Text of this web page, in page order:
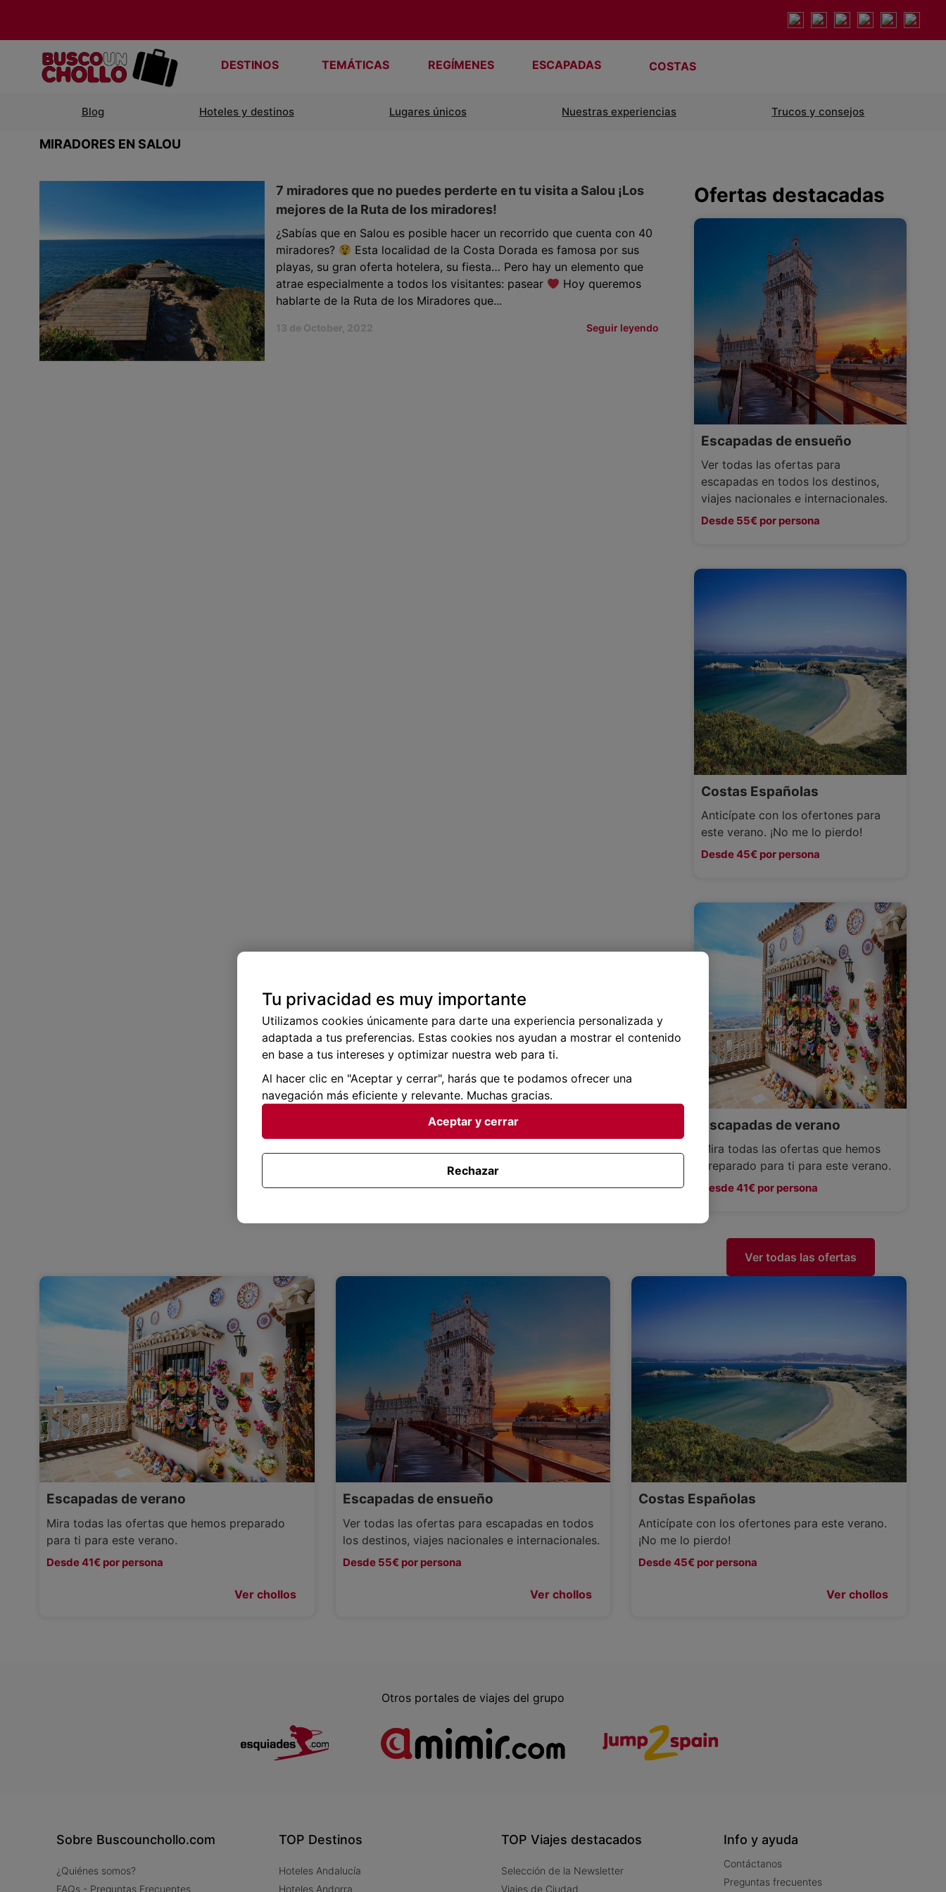
DESTINOS TEMÁTICAS REGÍMENES ESCAPADAS COSTAS
Blog Hoteles y destinos Lugares únicos Nuestras experiencias Trucos y consejos
MIRADORES EN SALOU
7 miradores que no puedes perderte en tu visita a Salou ¡Los
mejores de la Ruta de los miradores!
¿Sabías que en Salou es posible hacer un recorrido que cuenta con 40
miradores?
Esta localidad de la Costa Dorada es famosa por sus
playas, su gran oferta hotelera, su fiesta… Pero hay un elemento que
atrae especialmente a todos los visitantes: pasear
Hoy queremos
hablarte de la Ruta de los Miradores que...
13 de October, 2022 Seguir leyendo
Ofertas destacadas
Escapadas de ensueño
Ver todas las ofertas para
escapadas en todos los destinos,
viajes nacionales e internacionales.
Desde 55€ por persona
Costas Españolas
Anticípate con los ofertones para
este verano. ¡No me lo pierdo!
Desde 45€ por persona
Escapadas de verano
Mira todas las ofertas que hemos
preparado para ti para este verano.
Desde 41€ por persona
Ver todas las ofertas
Escapadas de verano
Mira todas las ofertas que hemos preparado
para ti para este verano.
Desde 41€ por persona
Ver chollos
Escapadas de ensueño
Ver todas las ofertas para escapadas en todos
los destinos, viajes nacionales e internacionales.
Desde 55€ por persona
Ver chollos
Costas Españolas
Anticípate con los ofertones para este verano.
¡No me lo pierdo!
Desde 45€ por persona
Ver chollos
Otros portales de viajes del grupo
Sobre Buscounchollo.com
¿Quiénes somos?
FAQs - Preguntas Frecuentes
TOP Destinos
Hoteles Andalucía
Hoteles Andorra
TOP Viajes destacados
Selección de la Newsletter
Viajes de Ciudad
Info y ayuda
Contáctanos
Preguntas frecuentes
Tu privacidad es muy importante
Utilizamos cookies únicamente para darte una experiencia personalizada y
adaptada a tus preferencias. Estas cookies nos ayudan a mostrar el contenido
en base a tus intereses y optimizar nuestra web para ti.
Al hacer clic en "Aceptar y cerrar", harás que te podamos ofrecer una
navegación más eficiente y relevante. Muchas gracias.
Aceptar y cerrar
Rechazar